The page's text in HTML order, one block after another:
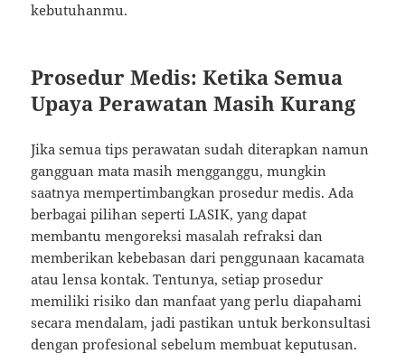
kebutuhanmu.
Prosedur Medis: Ketika Semua
Upaya Perawatan Masih Kurang
Jika semua tips perawatan sudah diterapkan namun
gangguan mata masih mengganggu, mungkin
saatnya mempertimbangkan prosedur medis. Ada
berbagai pilihan seperti LASIK, yang dapat
membantu mengoreksi masalah refraksi dan
memberikan kebebasan dari penggunaan kacamata
atau lensa kontak. Tentunya, setiap prosedur
memiliki risiko dan manfaat yang perlu diapahami
secara mendalam, jadi pastikan untuk berkonsultasi
dengan profesional sebelum membuat keputusan.